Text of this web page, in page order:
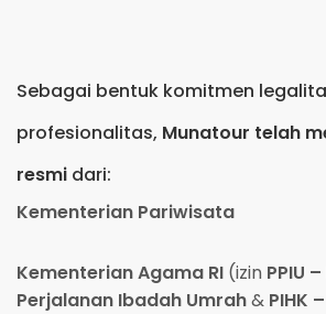
Sebagai bentuk komitmen
profesionalitas, Munatour telah
resmi dari:
Kementerian Pariwisata
Kementerian Agama RI (izin PPIU
Perjalanan Ibadah Umrah& PIHK